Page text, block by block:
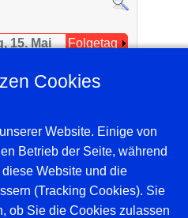
15. Mai
Folgetag
Events gefunden
Cookies
Website. Einige von
Betrieb der Seite, während
Website und die
(Tracking Cookies). Sie
ob Sie die Cookies zulassen